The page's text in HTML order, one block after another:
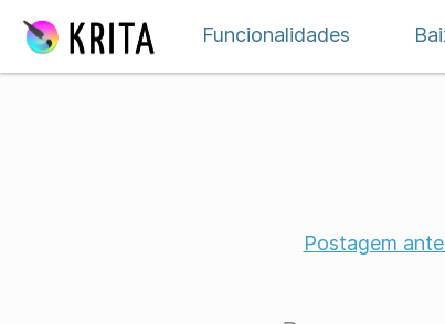
Funcionalidades
Postagem